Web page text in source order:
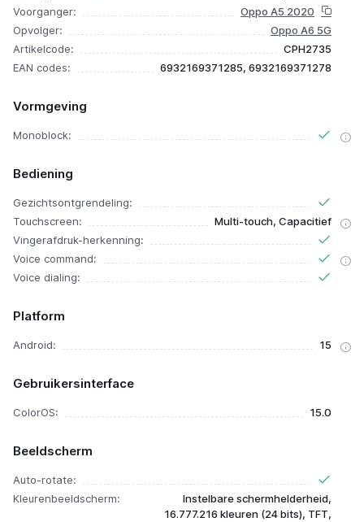
Voorganger:
Oppo A5 2020
Opvolger:
Oppo A6 5G
Artikelcode:
CPH2735
EAN codes:
6932169371285, 6932169371278
Vormgeving
Monoblock:
Bediening
Gezichtsontgrendeling:
Touchscreen:
Multi-touch, Capacitief
Vingerafdruk-herkenning:
Voice command:
Voice dialing:
Platform
Android: 15
Gebruikersinterface
ColorOS: 15.0
Beeldscherm
Auto-rotate:
Kleurenbeeldscherm:
Instelbare schermhelderheid,
16.777.216 kleuren (24 bits), TFT,